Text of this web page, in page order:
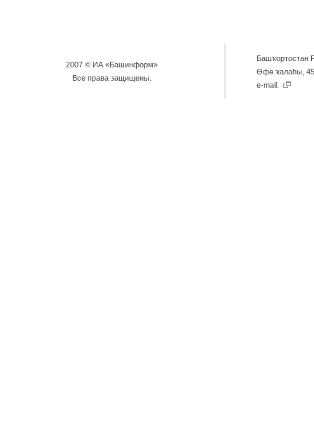
2007 © ИА «Башинформ»
Все права защищены.
Башҡортостан
Өфө ҡалаhы,
e-mail: